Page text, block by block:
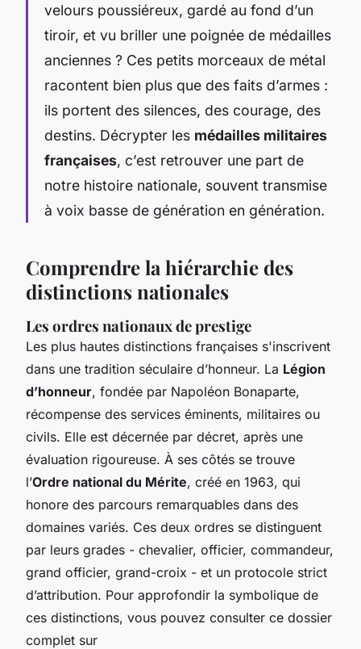
velours poussiéreux, gardé au fond d’un
tiroir, et vu briller une poignée de médailles
anciennes ? Ces petits morceaux de métal
racontent bien plus que des faits d’armes :
ils portent des silences, des courage, des
destins. Décrypter les médailles militaires
françaises, c’est retrouver une part de
notre histoire nationale, souvent transmise
à voix basse de génération en génération.
Comprendre la hiérarchie des
distinctions nationales
Les ordres nationaux de prestige
Les plus hautes distinctions françaises s'inscrivent
dans une tradition séculaire d’honneur. La Légion
d’honneur, fondée par Napoléon Bonaparte,
récompense des services éminents, militaires ou
civils. Elle est décernée par décret, après une
évaluation rigoureuse. À ses côtés se trouve
l’Ordre national du Mérite, créé en 1963, qui
honore des parcours remarquables dans des
domaines variés. Ces deux ordres se distinguent
par leurs grades - chevalier, officier, commandeur,
grand officier, grand-croix - et un protocole strict
d’attribution. Pour approfondir la symbolique de
ces distinctions, vous pouvez consulter ce dossier
complet sur